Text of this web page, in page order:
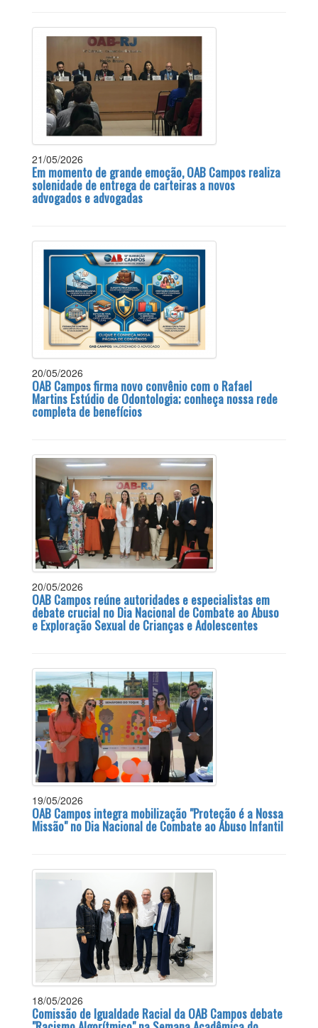
21/05/2026
Em momento de grande emoção, OAB Campos realiza
solenidade de entrega de carteiras a novos
advogados e advogadas
20/05/2026
OAB Campos firma novo convênio com o Rafael
Martins Estúdio de Odontologia; conheça nossa rede
completa de benefícios
20/05/2026
OAB Campos reúne autoridades e especialistas em
debate crucial no Dia Nacional de Combate ao Abuso
e Exploração Sexual de Crianças e Adolescentes
19/05/2026
OAB Campos integra mobilização "Proteção é a Nossa
Missão" no Dia Nacional de Combate ao Abuso Infantil
18/05/2026
Comissão de Igualdade Racial da OAB Campos debate